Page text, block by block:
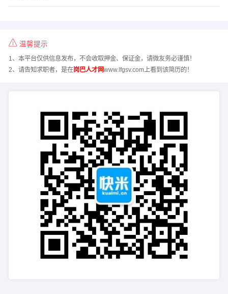
温馨提示
1、本平台仅供信息发布，不会收取押金、保证金，请微友务必谨慎！
2、请告知求职者，是在岗巴人才网www.lfgsv.com上看到该简历的！